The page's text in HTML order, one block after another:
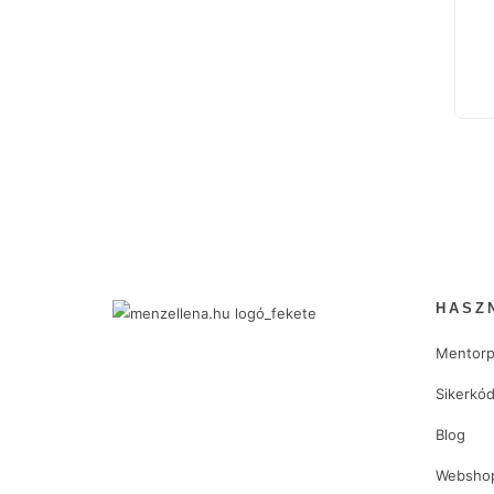
Sikerkód
Blog